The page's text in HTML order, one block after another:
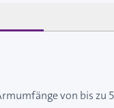
von bis